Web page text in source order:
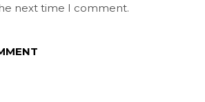
next time I comment.